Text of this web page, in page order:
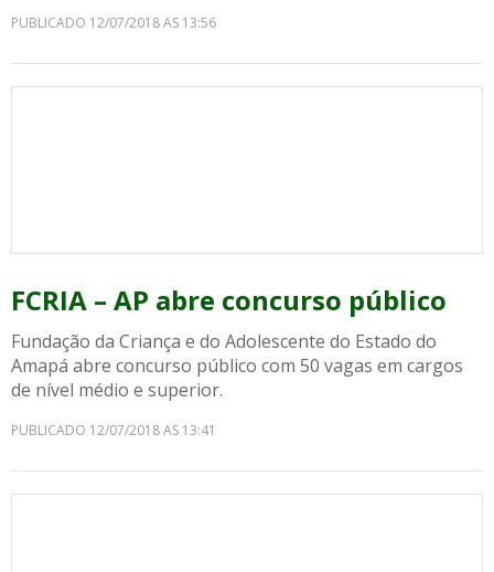
PUBLICADO 12/07/2018 AS 13:56
FCRIA – AP abre concurso público
Fundação da Criança e do Adolescente do Estado do
Amapá abre concurso público com 50 vagas em cargos
de nível médio e superior.
PUBLICADO 12/07/2018 AS 13:41